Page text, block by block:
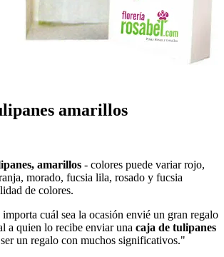
amarillos
amarillos - colores puede variar rojo,
morado, fucsia lila, rosado y fucsia
de colores.
importa cuál sea la ocasión envié un gran regalo
a quien lo recibe enviar una caja de tulipanes
un regalo con muchos significativos."